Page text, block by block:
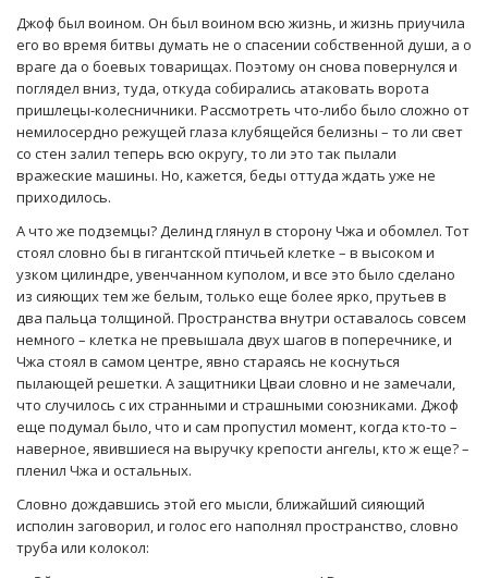
Джоф был воином. Он был воином всю жизнь, и жизнь приучила
его во время битвы думать не о спасении собственной души, а о
враге да о боевых товарищах. Поэтому он снова повернулся и
поглядел вниз, туда, откуда собирались атаковать ворота
пришлецы-колесничники. Рассмотреть что-либо было сложно от
немилосердно режущей глаза клубящейся белизны – то ли свет
со стен залил теперь всю округу, то ли это так пылали
вражеские машины. Но, кажется, беды оттуда ждать уже не
приходилось.
А что же подземцы? Делинд глянул в сторону Чжа и обомлел. Тот
стоял словно бы в гигантской птичьей клетке – в высоком и
узком цилиндре, увенчанном куполом, и все это было сделано
из сияющих тем же белым, только еще более ярко, прутьев в
два пальца толщиной. Пространства внутри оставалось совсем
немного – клетка не превышала двух шагов в поперечнике, и
Чжа стоял в самом центре, явно стараясь не коснуться
пылающей решетки. А защитники Цваи словно и не замечали,
что случилось с их странными и страшными союзниками. Джоф
еще подумал было, что и сам пропустил момент, когда кто-то –
наверное, явившиеся на выручку крепости ангелы, кто ж еще? –
пленил Чжа и остальных.
Словно дождавшись этой его мысли, ближайший сияющий
исполин заговорил, и голос его наполнял пространство, словно
труба или колокол: